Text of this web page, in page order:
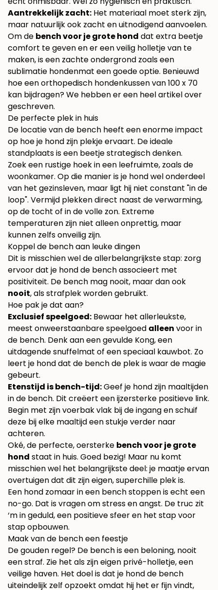
Aantrekkelijk zacht: Het materiaal moet sterk zijn,
maar natuurlijk ook zacht en uitnodigend aanvoelen.
Om de bench voor je grote hond dat extra beetje
comfort te geven en er een veilig holletje van te
maken, is een zachte ondergrond zoals een
sublimatie hondenmat een goede optie. Benieuwd
hoe eenorthopedisch hondenkussen van 100 x 70
kan bijdragen? We hebben er een heel artikel over
geschreven.
De perfecte plek in huis
De locatie van de bench heeft een enorme impact
op hoe je hond zijn plekje ervaart. De ideale
standplaats is een beetje strategisch denken.
Zoek een rustige hoek in een leefruimte, zoals de
woonkamer. Op die manier is je hond wel onderdeel
van het gezinsleven, maar ligt hij niet constant "in de
loop". Vermijd plekken direct naast de verwarming,
op de tocht of in de volle zon. Extreme
temperaturen zijn niet alleen onprettig, maar
kunnen zelfs onveilig zijn.
Koppel de bench aan leuke dingen
Dit is misschien wel de allerbelangrijkste stap: zorg
ervoor dat je hond de bench associeert met
positiviteit. De bench mag nooit, maar dan ook
nooit, als strafplek worden gebruikt.
Hoe pak je dat aan?
Exclusief speelgoed: Bewaar het allerleukste,
meest onweerstaanbare speelgoed alleen voor in
de bench. Denk aan een gevulde Kong, een
uitdagende snuffelmat of een speciaal kauwbot. Zo
leert je hond dat de bench de plek is waar de magie
gebeurt.
Etenstijd is bench-tijd:Geef je hond zijn maaltijden
in de bench. Dit creëert een ijzersterke positieve link.
Begin met zijn voerbak vlak bij de ingang en schuif
deze bij elke maaltijd een stukje verder naar
achteren.
Oké, de perfecte, oersterke bench voor je grote
hond staat in huis. Goed bezig! Maar nu komt
misschien wel het belangrijkste deel: je maatje ervan
overtuigen dat dit zijn eigen, superchille plek is.
Een hond zomaar in een bench stoppen is echt een
no-go. Dat is vragen om stress en angst. De truc zit
‘m in geduld, een positieve sfeer en het stap voor
stap opbouwen.
Maak van de bench een feestje
De gouden regel? De bench is een beloning, nooit
een straf. Zie het als zijn eigen privé-holletje, een
veilige haven. Het doel is dat je hond de bench
uiteindelijk zelf opzoekt omdat hij het er fijn vindt,